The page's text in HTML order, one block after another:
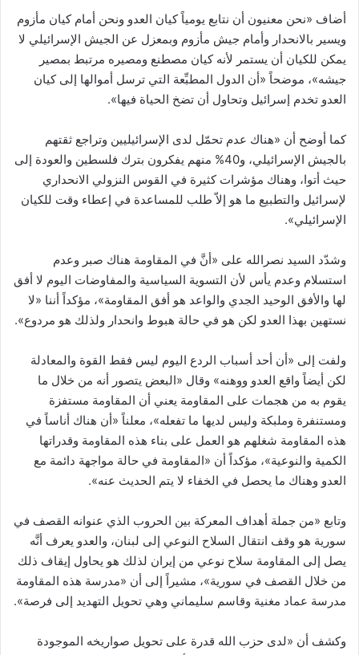
أضاف «نحن معنيون أن نتابع يومياً كيان العدو ونحن أمام كيان مأزوم
ويسير بالانحدار وأمام جيش مأزوم وبمعزل عن الجيش الإسرائيلي لا
يمكن للكيان أن يستمر لأنه كيان مصطنع ومصيره مرتبط بمصير
جيشه»، موضحاً «أن الدول المطبِّعة التي ترسل أموالها إلى كيان
العدو تخدم إسرائيل وتحاول أن تضخ الحياة فيها».
كما أوضح أن «هناك عدم تحمّل لدى الإسرائيليين وتراجع ثقتهم
بالجيش الإسرائيلي، و40% منهم يفكرون بترك فلسطين والعودة إلى
حيث أتوا، وهناك مؤشرات كثيرة في القوس النزولي الانحداري
لإسرائيل والتطبيع ما هو إلاّ طلب للمساعدة في إعطاء وقت للكيان
الإسرائيلي».
وشدّد السيد نصرالله على «أنَّ في المقاومة هناك صبر وعدم
استسلام وعدم يأس لأن التسوية السياسية والمفاوضات اليوم لا أفق
لها والأفق الوحيد الجدي والواعد هو أفق المقاومة»، مؤكداً أننا «لا
نستهين بهذا العدو لكن هو في حالة هبوط وانحدار ولذلك هو مردوع».
ولفت إلى «أن أحد أسباب الردع اليوم ليس فقط القوة والمعادلة
لكن أيضاً واقع العدو ووهنه» وقال «البعض يتصور أنه من خلال ما
يقوم به من هجمات على المقاومة يعني أن المقاومة مستفزة
ومستنفرة وملبكة وليس لديها ما تفعله»، معلناً «أن هناك أناساً في
هذه المقاومة شغلهم هو العمل على بناء هذه المقاومة وقدراتها
الكمية والنوعية»، مؤكداً أن «المقاومة في حالة مواجهة دائمة مع
العدو وهناك ما يحصل في الخفاء لا يتم الحديث عنه».
وتابع «من جملة أهداف المعركة بين الحروب الذي عنوانه القصف في
سورية هو وقف انتقال السلاح النوعي إلى لبنان، والعدو يعرف أنَّه
يصل إلى المقاومة سلاح نوعي من إيران لذلك هو يحاول إيقاف ذلك
من خلال القصف في سورية»، مشيراً إلى أن «مدرسة هذه المقاومة
مدرسة عماد مغنية وقاسم سليماني وهي تحويل التهديد إلى فرصة».
وكشف أن «لدى حزب الله قدرة على تحويل صواريخه الموجودة